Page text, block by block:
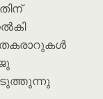
തകരാറുകള്‍